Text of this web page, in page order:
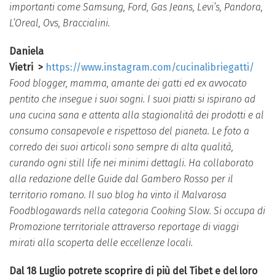
importanti come Samsung, Ford, Gas Jeans, Levi’s, Pandora,
L’Oreal, Ovs, Braccialini.
Daniela
Vietri > https://www.instagram.com/cucinalibriegatti/
Food blogger, mamma, amante dei gatti ed ex avvocato
pentito che insegue i suoi sogni. I suoi piatti si ispirano ad
una cucina sana e attenta alla stagionalità dei prodotti e al
consumo consapevole e rispettoso del pianeta. Le foto a
corredo dei suoi articoli sono sempre di alta qualità,
curando ogni still life nei minimi dettagli. Ha collaborato
alla redazione delle Guide dal Gambero Rosso per il
territorio romano. Il suo blog ha vinto il Malvarosa
Foodblogawards nella categoria Cooking Slow. Si occupa di
Promozione territoriale attraverso reportage di viaggi
mirati alla scoperta delle eccellenze locali.
Dal 18 Luglio potrete scoprire di più del Tibet e del loro